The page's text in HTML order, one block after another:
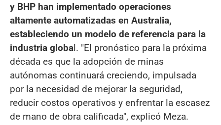
y BHP han implementado operaciones
altamente automatizadas en Australia,
estableciendo un modelo de referencia para la
industria global. "El pronóstico para la próxima
década es que la adopción de minas
autónomas continuará creciendo, impulsada
por la necesidad de mejorar la seguridad,
reducir costos operativos y enfrentar la escasez
de mano de obra calificada", explicó Meza.